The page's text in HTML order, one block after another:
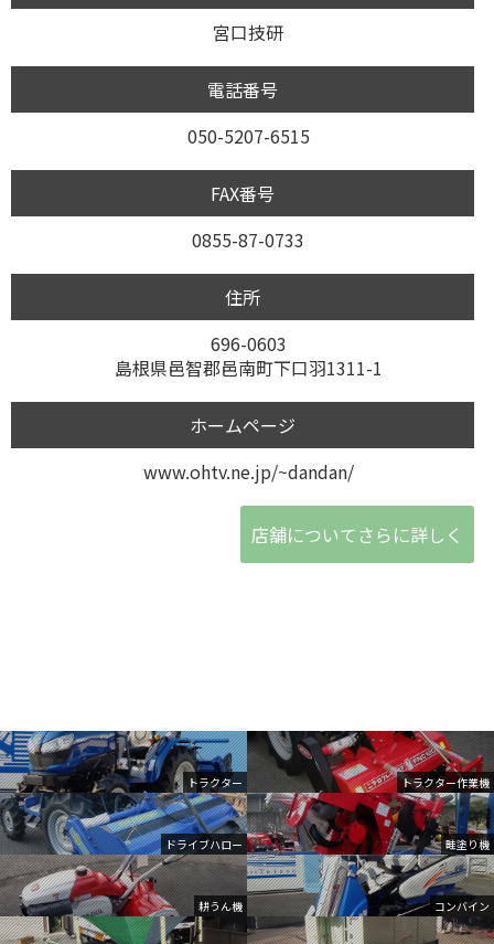
トラクター トラクター作業機
ドライブハロー 畦塗り機
耕うん機 コンバイン
宮口技研
電話番号
050-5207-6515
FAX番号
0855-87-0733
住所
696-0603
島根県邑智郡邑南町下口羽1311-1
ホームページ
www.ohtv.ne.jp/~dandan/
店舗についてさらに詳しく